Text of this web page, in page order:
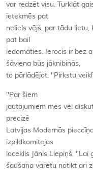
var redzēt visu. Turklāt
ietekmēs pat
neliels vējš, par tādu lietu,
pat bail
iedomāties. Ierocis ir bez
šāviena būs jāknibinās,
to pārlādējot. "Pirkstu
"Par šiem
jautājumiem mēs vēl
precizē
Latvijas Modernās
izpildkomitejas
loceklis Jānis Liepiņš.
šaušana varētu notikt arī